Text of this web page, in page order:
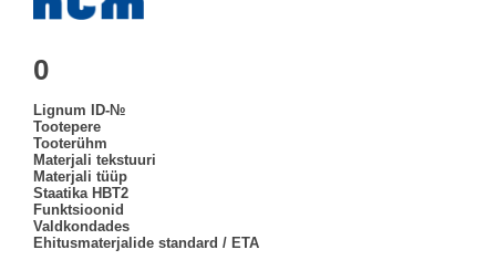
0
Lignum ID-№
Tootepere
Tooterühm
Materjali tekstuuri
Materjali tüüp
Staatika HBT2
Funktsioonid
Valdkondades
Ehitusmaterjalide standard / ETA